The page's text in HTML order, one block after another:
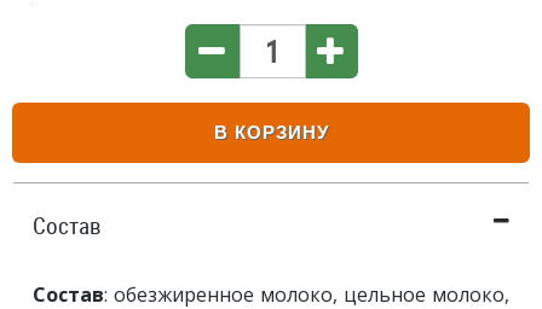
В КОРЗИНУ
Состав
Состав: обезжиренное молоко, цельное молоко,